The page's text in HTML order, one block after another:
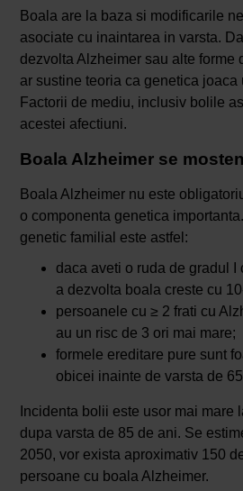
Boala are la baza si modificarile
asociate cu inaintarea in varsta.
dezvolta Alzheimer sau alte forme
ar sustine teoria ca genetica joaca
Factorii de mediu, inclusiv bolile
acestei afectiuni.
Boala Alzheimer se
Boala Alzheimer nu este
o componenta genetica
genetic familial este astfel:
daca aveti o ruda de gradul I
a dezvolta boala creste cu
persoanele cu ≥ 2 frati cu
au un risc de 3 ori mai mare;
formele ereditare pure sunt
obicei inainte de varsta de
Incidenta bolii este usor mai mare
dupa varsta de 85 de ani. Se
2050, vor exista aproximativ 150
persoane cu boala Alzheimer.